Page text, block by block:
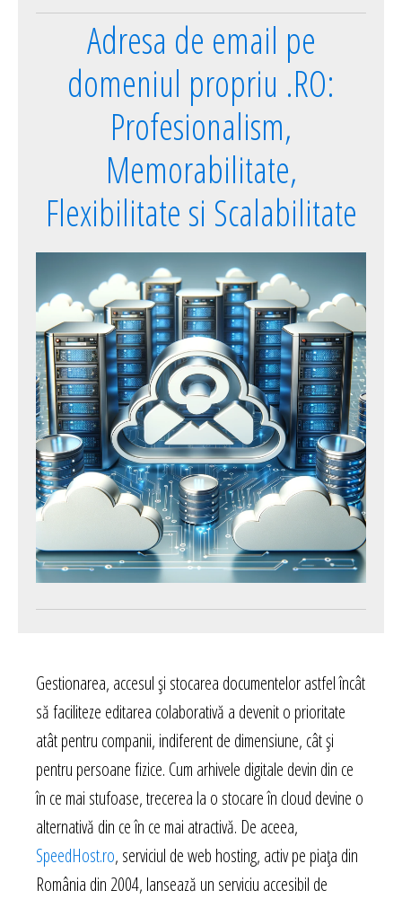
Adresa de email pe
domeniul propriu .RO:
Profesionalism,
Memorabilitate,
Flexibilitate si Scalabilitate
Gestionarea, accesul și stocarea documentelor astfel încât
să faciliteze editarea colaborativă a devenit o prioritate
atât pentru companii, indiferent de dimensiune, cât și
pentru persoane fizice. Cum arhivele digitale devin din ce
în ce mai stufoase, trecerea la o stocare în cloud devine o
alternativă din ce în ce mai atractivă. De aceea,
SpeedHost.ro, serviciul de web hosting, activ pe piața din
România din 2004, lansează un serviciu accesibil de